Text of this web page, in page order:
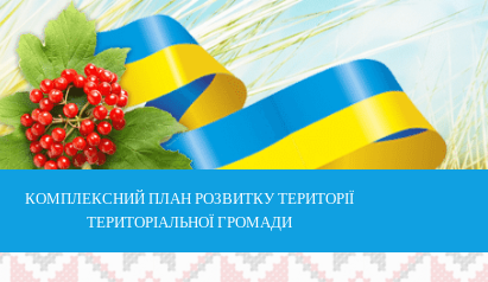
КОМПЛЕКСНИЙ ПЛАН РОЗВИТКУ ТЕРИТОРІЇ
ТЕРИТОРІАЛЬНОЇ ГРОМАДИ